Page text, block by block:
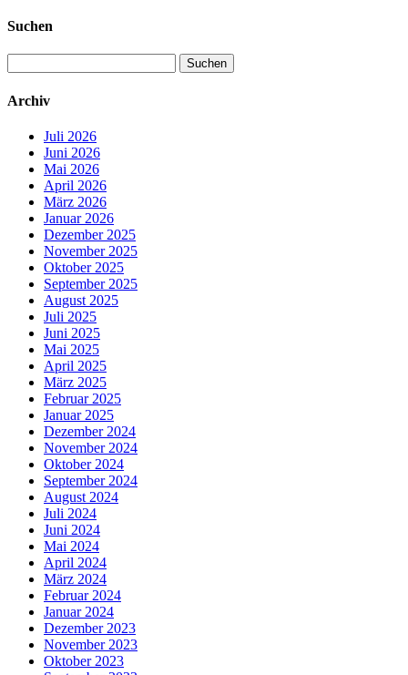
Suchen
nach:
Archiv
Juli 2026
Juni 2026
Mai 2026
April 2026
März 2026
Januar 2026
Dezember 2025
November 2025
Oktober 2025
September 2025
August 2025
Juli 2025
Juni 2025
Mai 2025
April 2025
März 2025
Februar 2025
Januar 2025
Dezember 2024
November 2024
Oktober 2024
September 2024
August 2024
Juli 2024
Juni 2024
Mai 2024
April 2024
März 2024
Februar 2024
Januar 2024
Dezember 2023
November 2023
Oktober 2023